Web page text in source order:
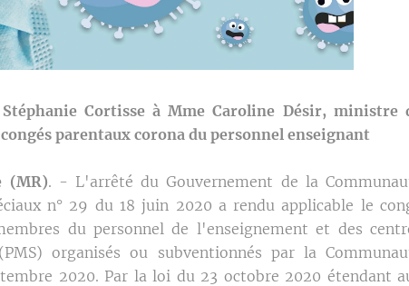
Cortisse à Mme Caroline Désir, ministre
parentaux corona du personnel enseignant
(MR). - L'arrêté du Gouvernement de la
n° 29 du 18 juin 2020 a rendu applicable le
du personnel de l'enseignement et des
organisés ou subventionnés par la
2020. Par la loi du 23 octobre 2020 étendant